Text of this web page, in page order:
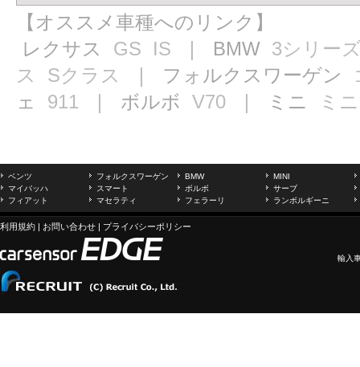
【オススメ車種へのリンク】
レクサス GS IS ｜ BMW 3シリー
ス
Sクラス ｜ フォルクスワーゲン
ェ 911 ｜ ボルボ V70 ｜ ミニ ミニ
ベンツ フォルクスワーゲン BMW
MINI
マイバッハ
スマート ボルボ
サーブ
フィアット
マセラティ フェラーリ ランボルギーニ
利用規約 | お問い合わせ | プライバシーポリシー
輸入